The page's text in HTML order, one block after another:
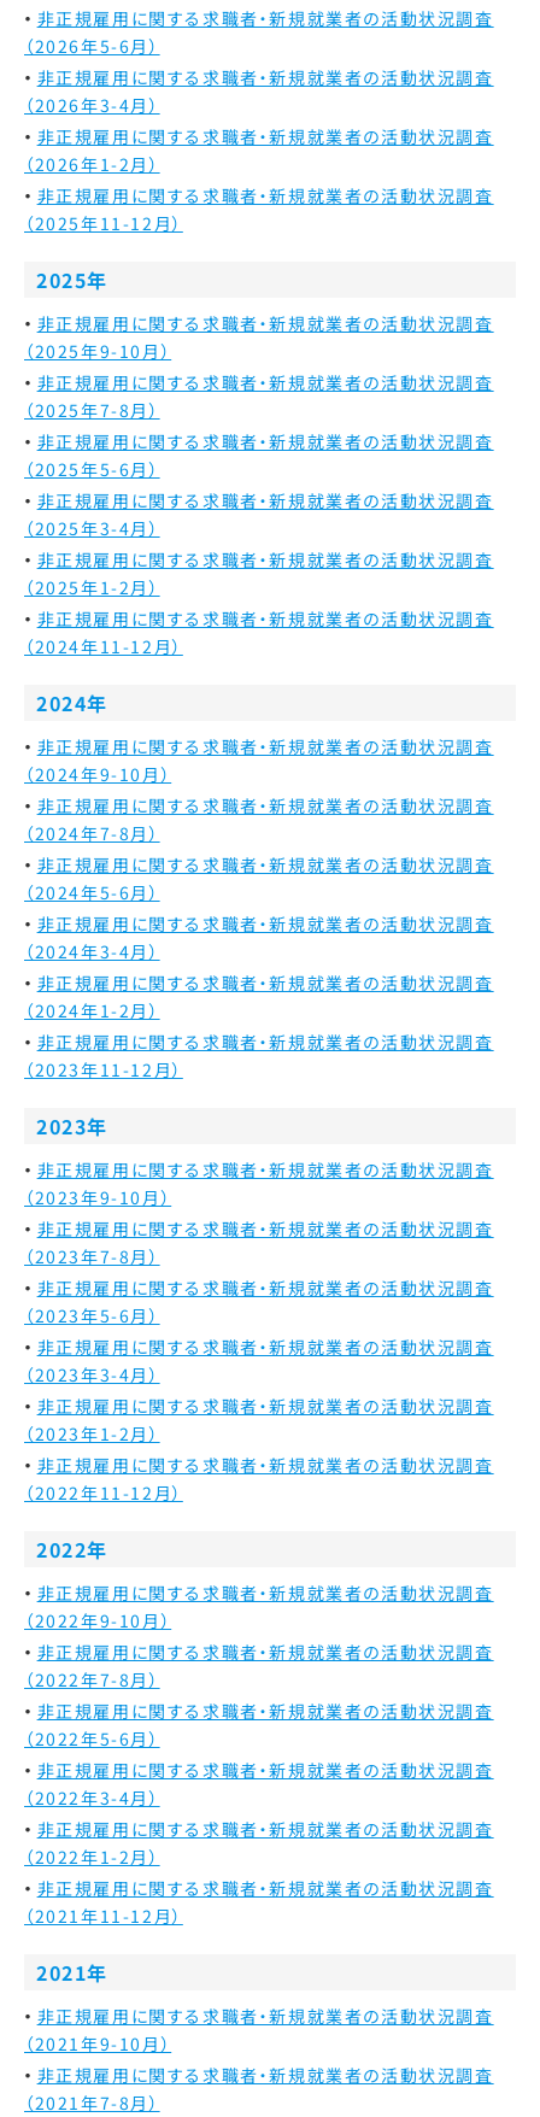
非正規雇用に関する求職者・新規就業者の活動状況調査
（2026年5-6月）
非正規雇用に関する求職者・新規就業者の活動状況調査
（2026年3-4月）
非正規雇用に関する求職者・新規就業者の活動状況調査
（2026年1-2月）
非正規雇用に関する求職者・新規就業者の活動状況調査
（2025年11-12月）
2025年
非正規雇用に関する求職者・新規就業者の活動状況調査
（2025年9-10月）
非正規雇用に関する求職者・新規就業者の活動状況調査
（2025年7-8月）
非正規雇用に関する求職者・新規就業者の活動状況調査
（2025年5-6月）
非正規雇用に関する求職者・新規就業者の活動状況調査
（2025年3-4月）
非正規雇用に関する求職者・新規就業者の活動状況調査
（2025年1-2月）
非正規雇用に関する求職者・新規就業者の活動状況調査
（2024年11-12月）
2024年
非正規雇用に関する求職者・新規就業者の活動状況調査
（2024年9-10月）
非正規雇用に関する求職者・新規就業者の活動状況調査
（2024年7-8月）
非正規雇用に関する求職者・新規就業者の活動状況調査
（2024年5-6月）
非正規雇用に関する求職者・新規就業者の活動状況調査
（2024年3-4月）
非正規雇用に関する求職者・新規就業者の活動状況調査
（2024年1-2月）
非正規雇用に関する求職者・新規就業者の活動状況調査
（2023年11-12月）
2023年
非正規雇用に関する求職者・新規就業者の活動状況調査
（2023年9-10月）
非正規雇用に関する求職者・新規就業者の活動状況調査
（2023年7-8月）
非正規雇用に関する求職者・新規就業者の活動状況調査
（2023年5-6月）
非正規雇用に関する求職者・新規就業者の活動状況調査
（2023年3-4月）
非正規雇用に関する求職者・新規就業者の活動状況調査
（2023年1-2月）
非正規雇用に関する求職者・新規就業者の活動状況調査
（2022年11-12月）
2022年
非正規雇用に関する求職者・新規就業者の活動状況調査
（2022年9-10月）
非正規雇用に関する求職者・新規就業者の活動状況調査
（2022年7-8月）
非正規雇用に関する求職者・新規就業者の活動状況調査
（2022年5-6月）
非正規雇用に関する求職者・新規就業者の活動状況調査
（2022年3-4月）
非正規雇用に関する求職者・新規就業者の活動状況調査
（2022年1-2月）
非正規雇用に関する求職者・新規就業者の活動状況調査
（2021年11-12月）
2021年
非正規雇用に関する求職者・新規就業者の活動状況調査
（2021年9-10月）
非正規雇用に関する求職者・新規就業者の活動状況調査
（2021年7-8月）